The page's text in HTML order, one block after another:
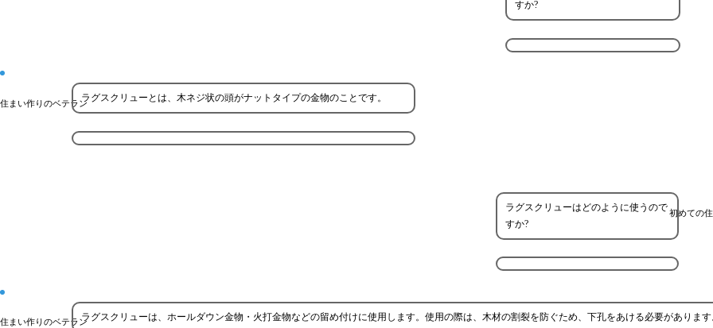
すか?
住まい作りのベテランラグスクリューとは、木ネジ状の頭がナットタイプの金物のことです。
初めての
ラグスクリューはどのように使うので
すか?
住まい作りのベテランラグスクリューは、ホールダウン金物・火打金物などの留め付けに使用します。使用の際は、木材の割裂を防ぐため、下孔をあける必要がありま